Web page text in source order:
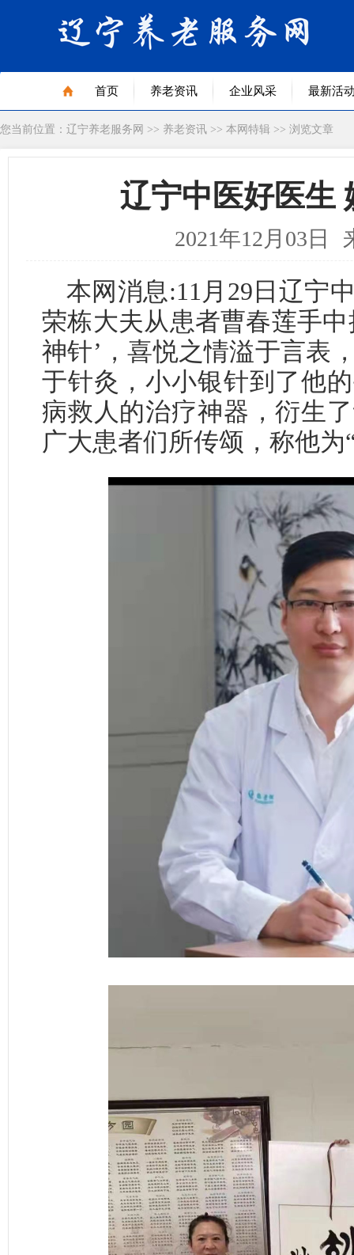
首页 养老资讯 企业风采 最新活
您当前位置： 辽宁养老服务网 >> 养老资讯 >> 本网特辑 >> 浏览文章
辽宁中医好医生
2021年12月03日
本网消息:11 月 29 日辽宁
荣栋大夫从患者曹春莲手
神针’，喜悦之情溢于言表
于针灸，小小银针到了他
病救人的治疗神器，衍生
广大患者们所传颂，称他为